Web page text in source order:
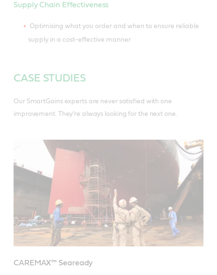
Supply Chain Effectiveness
Optimising what you order and when to ensure reliable
supply in a cost-effective manner
CASE STUDIES
Our SmartGains experts are never satisfied with one
improvement. They’re always looking for the next one.
CAREMAX™ Seaready